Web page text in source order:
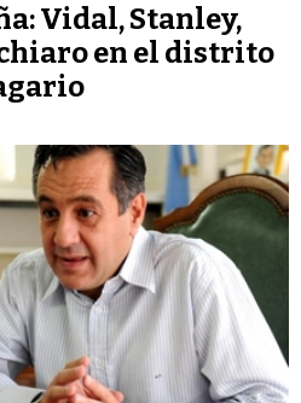
Vidal, Stanley,
en el distrito